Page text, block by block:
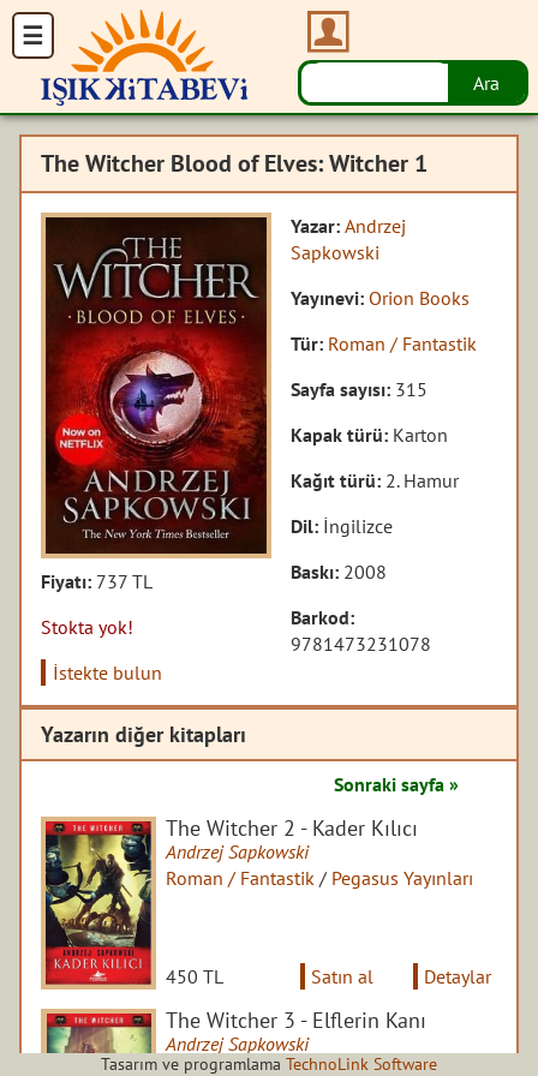
The Witcher Blood of Elves: Witcher 1
Fiyatı: 737 TL
Stokta yok!
İstekte bulun
Yazar:Andrzej
Sapkowski
Yayınevi:Orion Books
Tür: Roman / Fantastik
Sayfa sayısı: 315
Kapak türü: Karton
Kağıt türü: 2. Hamur
Dil: İngilizce
Baskı: 2008
Barkod:
9781473231078
Yazarın diğer kitapları
Sonraki sayfa »
The Witcher 2 - Kader Kılıcı
Andrzej Sapkowski
Roman / Fantastik / Pegasus Yayınları
450 TL Satın al Detaylar
The Witcher 3 - Elflerin Kanı
Andrzej Sapkowski
Roman / Fantastik/Pegasus Yayınları
Tasarım ve programlama TechnoLink Software